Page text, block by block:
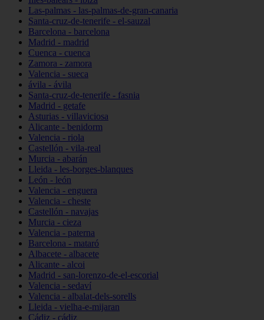
Las-palmas - las-palmas-de-gran-canaria
Santa-cruz-de-tenerife - el-sauzal
Barcelona - barcelona
Madrid - madrid
Cuenca - cuenca
Zamora - zamora
Valencia - sueca
ávila - ávila
Santa-cruz-de-tenerife - fasnia
Madrid - getafe
Asturias - villaviciosa
Alicante - benidorm
Valencia - riola
Castellón - vila-real
Murcia - abarán
Lleida - les-borges-blanques
León - león
Valencia - enguera
Valencia - cheste
Castellón - navajas
Murcia - cieza
Valencia - paterna
Barcelona - mataró
Albacete - albacete
Alicante - alcoi
Madrid - san-lorenzo-de-el-escorial
Valencia - sedaví
Valencia - albalat-dels-sorells
Lleida - vielha-e-mijaran
Cádiz - cádiz